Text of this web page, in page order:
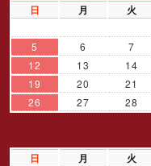
日 月 火
5
6 7
12
13 14
19
20 21
26
27 28
日 月 火